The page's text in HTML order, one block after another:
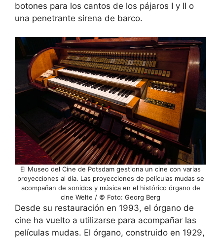
botones para los cantos de los pájaros I y II o
una penetrante sirena de barco.
El Museo del Cine de Potsdam gestiona un cine con varias
proyecciones al día. Las proyecciones de películas mudas se
acompañan de sonidos y música en el histórico órgano de
cine Welte / © Foto: Georg Berg
Desde su restauración en 1993, el órgano de
cine ha vuelto a utilizarse para acompañar las
películas mudas. El órgano, construido en 1929,